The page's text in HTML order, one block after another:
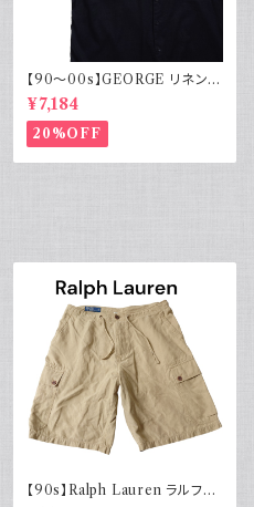
【90～00s】GEORGE リネンレ
ーヨンシャツ 黒 ボックスシルエ
ット XL
¥7,184
20%OFF
【90s】Ralph Lauren ラルフロ